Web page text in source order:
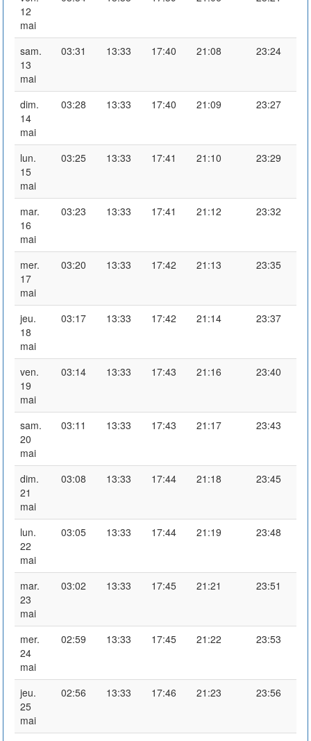
12
mai
sam.
13
mai
03:31 13:33 17:40 21:08 23:24
dim.
14
mai
03:28 13:33 17:40 21:09 23:27
lun.
15
mai
03:25 13:33 17:41 21:10 23:29
mar.
16
mai
03:23 13:33 17:41 21:12 23:32
mer.
17
mai
03:20 13:33 17:42 21:13 23:35
jeu.
18
mai
03:17 13:33 17:42 21:14 23:37
ven.
19
mai
03:14 13:33 17:43 21:16 23:40
sam.
20
mai
03:11 13:33 17:43 21:17 23:43
dim.
21
mai
03:08 13:33 17:44 21:18 23:45
lun.
22
mai
03:05 13:33 17:44 21:19 23:48
mar.
23
mai
03:02 13:33 17:45 21:21 23:51
mer.
24
mai
02:59 13:33 17:45 21:22 23:53
jeu.
25
mai
02:56 13:33 17:46 21:23 23:56